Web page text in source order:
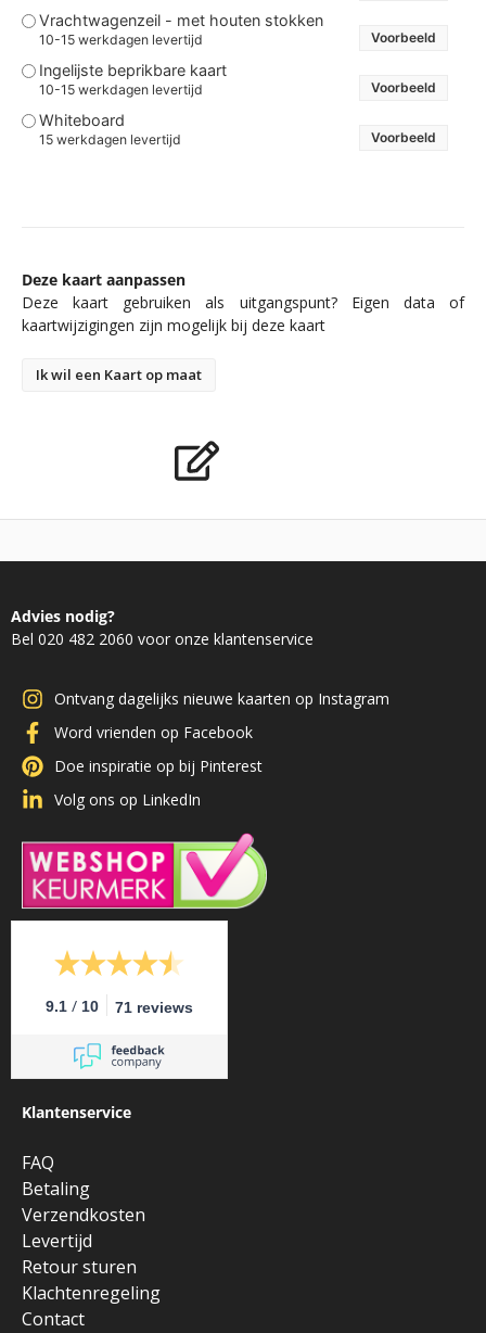
Vrachtwagenzeil - met houten stokken
10-15 werkdagen levertijd Voorbeeld
Ingelijste beprikbare kaart
10-15 werkdagen levertijd Voorbeeld
Whiteboard
15 werkdagen levertijd Voorbeeld
Deze kaart aanpassen
Deze kaart gebruiken als uitgangspunt? Eigen data of
kaartwijzigingen zijn mogelijk bij deze kaart
Ik wil een Kaart op maat
Advies nodig?
Bel 020 482 2060 voor onze klantenservice
Ontvang dagelijks nieuwe kaarten op Instagram
Word vrienden op Facebook
Doe inspiratie op bij Pinterest
Volg ons op LinkedIn
9.1 / 10 71 reviews
Klantenservice
FAQ
Betaling
Verzendkosten
Levertijd
Retour sturen
Klachtenregeling
Contact